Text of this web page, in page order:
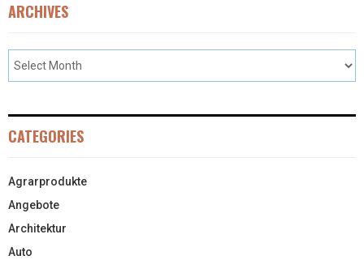
ARCHIVES
CATEGORIES
Agrarprodukte
Angebote
Architektur
Auto